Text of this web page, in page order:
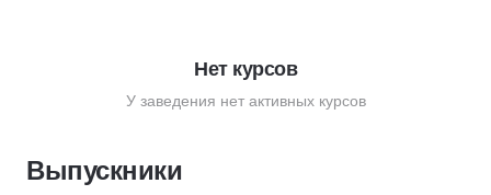
Нет курсов
У заведения нет активных курсов
Выпускники